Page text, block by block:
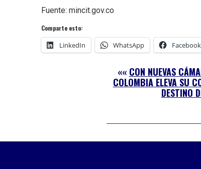
Fuente: mincit.gov.co
Comparte esto:
LinkedIn WhatsApp Facebook
«« CON NUEVAS
COLOMBIA ELEVA SU
DESTINO